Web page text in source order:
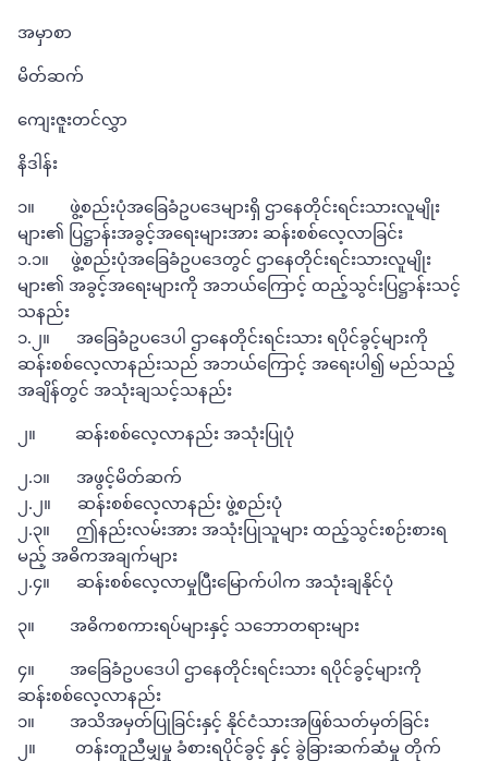
အမှာစာ
မိတ်ဆက်
ကျေးဇူးတင်လွှာ
နိဒါန်း
၁။ ဖွဲ့စည်းပုံအခြေခံဥပဒေများရှိ ဌာနေတိုင်းရင်းသားလူမျိုး
များ၏ ပြဋ္ဌာန်းအခွင့်အရေးများအား ဆန်းစစ်လေ့လာခြင်း
၁.၁။ ဖွဲ့စည်းပုံအခြေခံဥပဒေတွင် ဌာနေတိုင်းရင်းသားလူမျိုး
များ၏ အခွင့်အရေးများကို အဘယ်ကြောင့် ထည့်သွင်းပြဋ္ဌာန်းသင့်
သနည်း
၁.၂။ အခြေခံဥပဒေပါ ဌာနေတိုင်းရင်းသား ရပိုင်ခွင့်များကို
ဆန်းစစ်လေ့လာနည်းသည် အဘယ်ကြောင့် အရေးပါ၍ မည်သည့်
အချိန်တွင် အသုံးချသင့်သနည်း
၂။ ဆန်းစစ်လေ့လာနည်း အသုံးပြုပုံ
၂.၁။ အဖွင့်မိတ်ဆက်
၂.၂။ ဆန်းစစ်လေ့လာနည်း ဖွဲ့စည်းပုံ
၂.၃။ ဤနည်းလမ်းအား အသုံးပြုသူများ ထည့်သွင်းစဉ်းစားရ
မည့် အဓိကအချက်များ
၂.၄။ ဆန်းစစ်လေ့လာမှုပြီးမြောက်ပါက အသုံးချနိုင်ပုံ
၃။ အဓိကစကားရပ်များနှင့် သဘောတရားများ
၄။ အခြေခံဥပဒေပါ ဌာနေတိုင်းရင်းသား ရပိုင်ခွင့်များကို
ဆန်းစစ်လေ့လာနည်း
၁။ အသိအမှတ်ပြုခြင်းနှင့် နိုင်ငံသားအဖြစ်သတ်မှတ်ခြင်း
၂။ တန်းတူညီမျှမှု ခံစားရပိုင်ခွင့် နှင့် ခွဲခြားဆက်ဆံမှု တိုက်